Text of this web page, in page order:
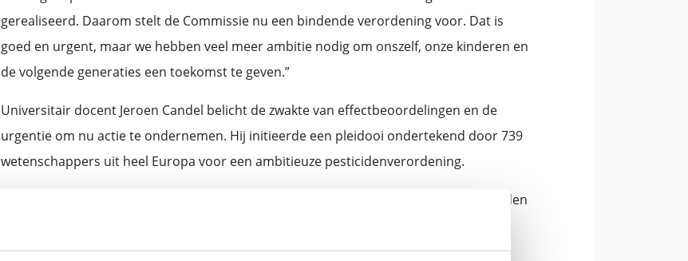
gerealiseerd. Daarom stelt de Commissie nu een bindende verordening voor. Dat is
goed en urgent, maar we hebben veel meer ambitie nodig om onszelf, onze kinderen en
de volgende generaties een toekomst te geven.”
Universitair docent Jeroen Candel belicht de zwakte van effectbeoordelingen en de
urgentie om nu actie te ondernemen. Hij initieerde een pleidooi ondertekend door 739
wetenschappers uit heel Europa voor een ambitieuze pesticidenverordening.
De Franse boer Jean-Bertrand Lozier zal benadrukken hoe hij het gebruik van pesticiden
productieverlies, terwijl hij zijn winst verhoogde en zijn werklast verminderde.